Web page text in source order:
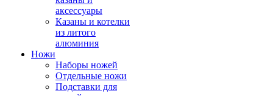
аксессуары
Казаны и котелки
из литого
алюминия
Ножи
Наборы ножей
Отдельные ножи
Подставки для